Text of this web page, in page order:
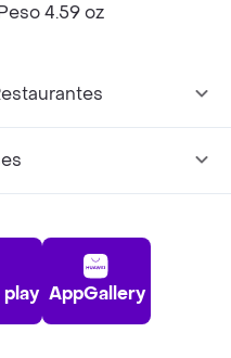
4.59 oz
AppGallery